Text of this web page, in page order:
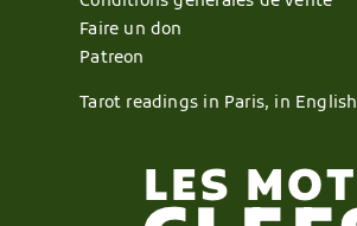
Faire un don
Patreon
Tarot readings in Paris, in English